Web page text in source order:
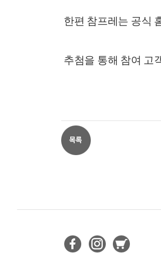
한편 참프레는 공식
추첨을 통해 참여 고